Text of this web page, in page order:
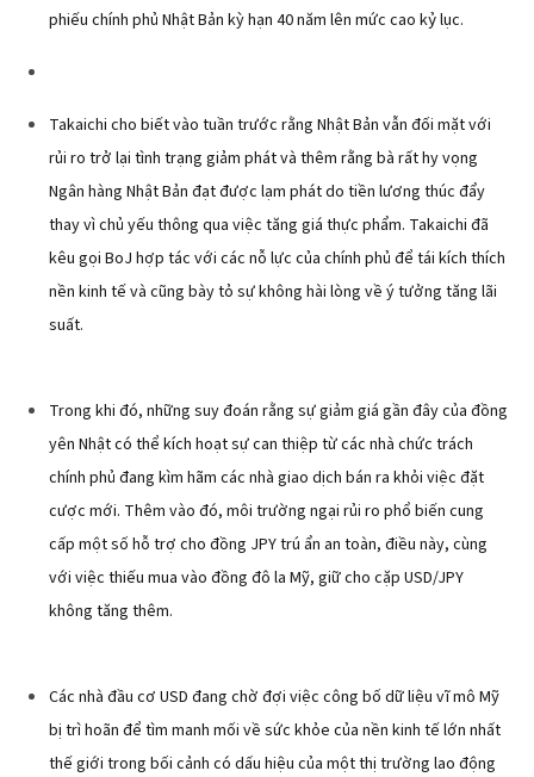
phiếu chính phủ Nhật Bản kỳ hạn 40 năm lên mức cao kỷ lục.
Takaichi cho biết vào tuần trước rằng Nhật Bản vẫn đối mặt với
rủi ro trở lại tình trạng giảm phát và thêm rằng bà rất hy vọng
Ngân hàng Nhật Bản đạt được lạm phát do tiền lương thúc đẩy
thay vì chủ yếu thông qua việc tăng giá thực phẩm. Takaichi đã
kêu gọi BoJ hợp tác với các nỗ lực của chính phủ để tái kích thích
nền kinh tế và cũng bày tỏ sự không hài lòng về ý tưởng tăng lãi
suất.
Trong khi đó, những suy đoán rằng sự giảm giá gần đây của đồng
yên Nhật có thể kích hoạt sự can thiệp từ các nhà chức trách
chính phủ đang kìm hãm các nhà giao dịch bán ra khỏi việc đặt
cược mới. Thêm vào đó, môi trường ngại rủi ro phổ biến cung
cấp một số hỗ trợ cho đồng JPY trú ẩn an toàn, điều này, cùng
với việc thiếu mua vào đồng đô la Mỹ, giữ cho cặp USD/JPY
không tăng thêm.
Các nhà đầu cơ USD đang chờ đợi việc công bố dữ liệu vĩ mô Mỹ
bị trì hoãn để tìm manh mối về sức khỏe của nền kinh tế lớn nhất
thế giới trong bối cảnh có dấu hiệu của một thị trường lao động